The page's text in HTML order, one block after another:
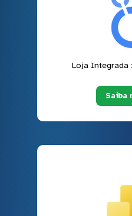
Loja Integrada
Saiba